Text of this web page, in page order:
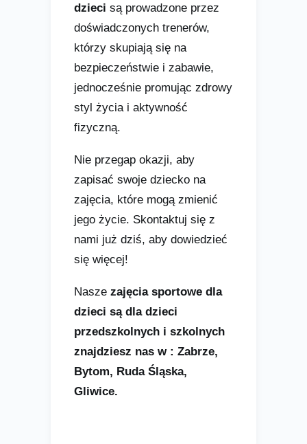
dzieci są prowadzone przez
doświadczonych trenerów,
którzy skupiają się na
bezpieczeństwie i zabawie,
jednocześnie promując zdrowy
styl życia i aktywność
fizyczną.
Nie przegap okazji, aby
zapisać swoje dziecko na
zajęcia, które mogą zmienić
jego życie. Skontaktuj się z
nami już dziś, aby dowiedzieć
się więcej!
Nasze zajęcia sportowe dla
dzieci są dla dzieci
przedszkolnych i szkolnych
znajdziesz nas w : Zabrze,
Bytom, Ruda Śląska,
Gliwice.